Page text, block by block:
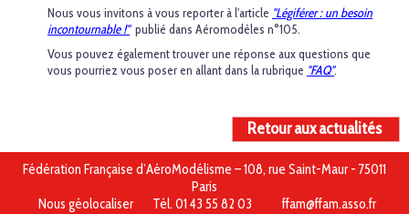
Nous vous invitons à vous reporter à l'article "Légiférer : un besoin
incontournable !"publié dans Aéromodèles n°105.
Vous pouvez également trouver une réponse aux questions que
vous pourriez vous poser en allant dans la rubrique "FAQ".
Retour aux actualités
Fédération Française d’AéroModélisme – 108, rue Saint-Maur - 75011
Paris
Nous géolocaliser
Tél. 01 43 55 82 03 ffam@ffam.asso.fr